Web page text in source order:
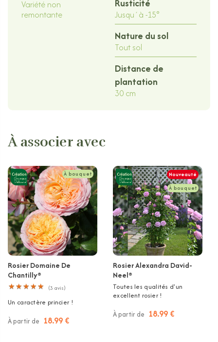
Variété non
remontante
Rusticité
Jusqu´à -15°
Nature du sol
Tout sol
Distance de
plantation
30 cm
À associer avec
À bouquet
Rosier Domaine De
Chantilly®
★ ★ ★ ★ ★
★ ★ ★ ★ ★ (3 avis)
Un caractère princier !
À partir de 18.99 €
Nouveauté
À bouquet
Rosier Alexandra David-
Neel®
Toutes les qualités d'un
excellent rosier !
À partir de 18.99 €